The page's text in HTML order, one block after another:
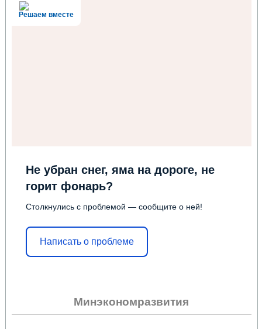
Решаем вместе
Не убран снег, яма на дороге, не
горит фонарь?
Столкнулись с проблемой — сообщите о ней!
Написать о проблеме
Минэкономразвития